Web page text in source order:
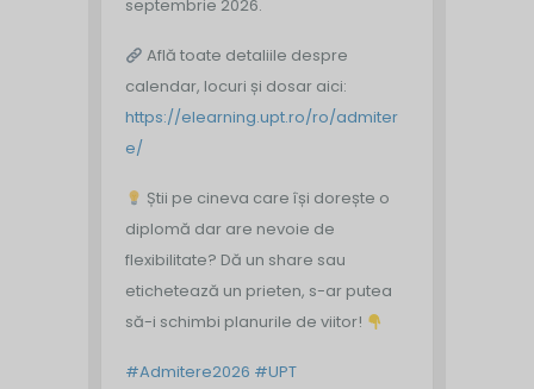
septembrie 2026.
Află toate detaliile despre
calendar, locuri și dosar aici:
https://elearning.upt.ro/ro/admiter
e/
Știi pe cineva care își dorește o
diplomă dar are nevoie de
flexibilitate? Dă un share sau
etichetează un prieten, s-ar putea
să-i schimbi planurile de viitor!
#Admitere2026 #UPT